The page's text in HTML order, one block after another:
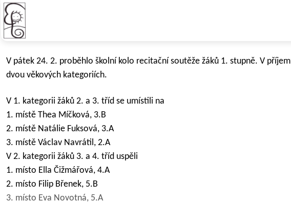
Recitační soutěž
V pátek 24. 2. proběhlo školní kolo recitační soutěže žáků 1. stupně. V
dvou věkových kategoriích.
V 1. kategorii žáků 2. a 3. tříd se umístili na
1. místě Thea Míčková, 3.B
2. místě Natálie Fuksová, 3.A
3. místě Václav Navrátil, 2.A
V 2. kategorii žáků 3. a 4. tříd uspěli
1. místo Ella Čižmářová, 4.A
2. místo Filip Břenek, 5.B
3. místo Eva Novotná, 5.A